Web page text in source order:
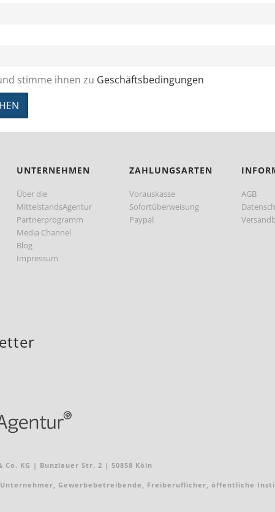
stimme ihnen zu Geschäftsbedingungen
UNTERNEHMEN
Über die
MittelstandsAgentur
Partnerprogramm
Media Channel
Blog
Impressum
ZAHLUNGSARTEN
Vorauskasse
Sofortüberweisung
Paypal
AGB
KG | Bunzlauer Str. 2 | 50858 Köln
Gewerbebetreibende, Freiberuflicher, öffentliche